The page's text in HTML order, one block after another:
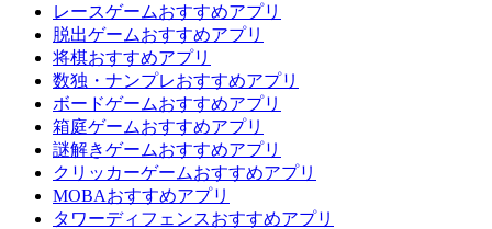
レースゲームおすすめアプリ
脱出ゲームおすすめアプリ
将棋おすすめアプリ
数独・ナンプレおすすめアプリ
ボードゲームおすすめアプリ
箱庭ゲームおすすめアプリ
謎解きゲームおすすめアプリ
クリッカーゲームおすすめアプリ
MOBAおすすめアプリ
タワーディフェンスおすすめアプリ